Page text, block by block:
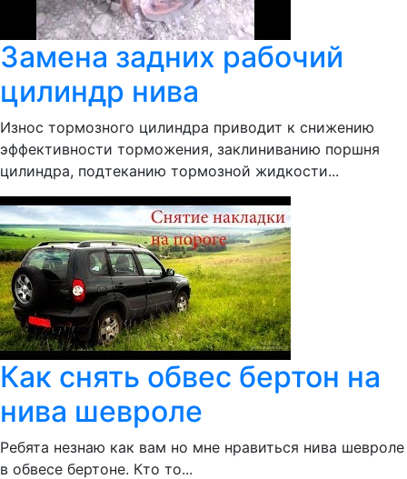
Замена задних рабочий
цилиндр нива
Износ тормозного цилиндра приводит к снижению
эффективности торможения, заклиниванию поршня
цилиндра, подтеканию тормозной жидкости...
Как снять обвес бертон на
нива шевроле
Ребята незнаю как вам но мне нравиться нива шевроле
в обвесе бертоне. Кто то...